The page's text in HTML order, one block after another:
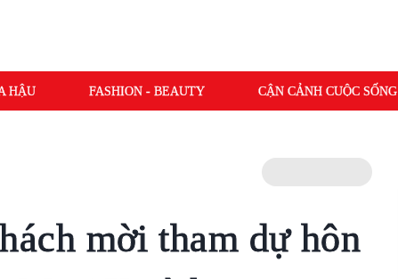
HẬU FASHION - BEAUTY CẬN CẢNH CUỘC SỐNG
mời tham dự hôn